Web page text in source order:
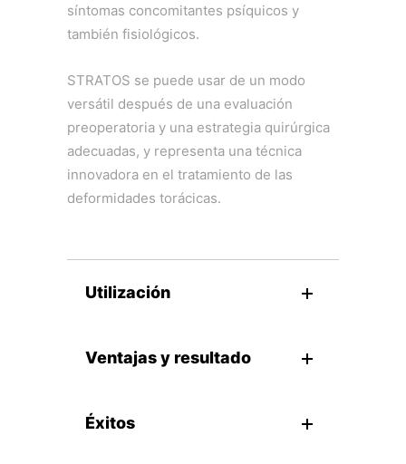
síntomas concomitantes psíquicos y
también fisiológicos.
STRATOS se puede usar de un modo
versátil después de una evaluación
preoperatoria y una estrategia quirúrgica
adecuadas, y representa una técnica
innovadora en el tratamiento de las
deformidades torácicas.
Utilización
Ventajas y resultado
Éxitos